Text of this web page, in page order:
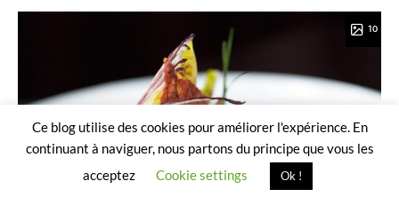
10
Ce blog utilise des cookies pour améliorer l'expérience. En
continuant à naviguer, nous partons du principe que vous les
acceptez
Cookie settings Ok !